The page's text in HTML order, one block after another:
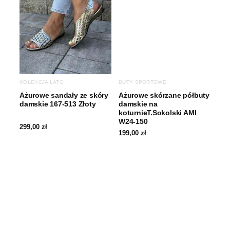
KOLEKCJA LATO
Ażurowe sandały ze skóry
damskie 167-513 Złoty
299,00 zł
BUTY SPORTOWE
Ażurowe skórzane półbuty
damskie na
koturnieT.Sokolski AMI
W24-150
199,00 zł